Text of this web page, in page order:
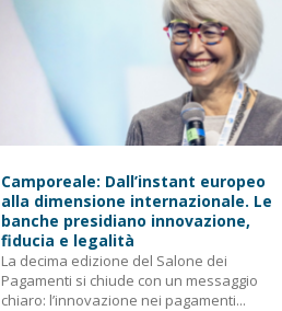
Camporeale: Dall’instant europeo
alla dimensione internazionale. Le
banche presidiano innovazione,
fiducia e legalità
La decima edizione del Salone dei
Pagamenti si chiude con un messaggio
chiaro: l’innovazione nei pagamenti...